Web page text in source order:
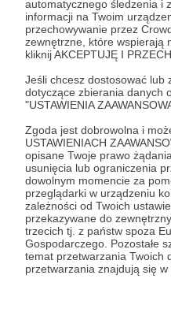
automatycznego śledzenia i
informacji na Twoim
przechowywanie przez
zewnętrzne, które wspierają
kliknij AKCEPTUJĘ I
Jeśli chcesz dostosować lub
dotyczące zbierania danych
"USTAWIENIA
Zgoda jest dobrowolna i
USTAWIENIACH
opisane Twoje prawo
usunięcia lub ograniczenia
dowolnym momencie za
przeglądarki w urządzeniu
zależności od Twoich
przekazywane do
trzecich tj. z państw spoza
Gospodarczego. Pozostałe
temat przetwarzania Twoich
przetwarzania znajdują się
Dziękujemy, że tu
nasz projekt.
krajoznawstwu i historii
turystyki indywidualnej
dostępne bezpłatnie
internetowej. To setki
fotoreportaży.
Nad